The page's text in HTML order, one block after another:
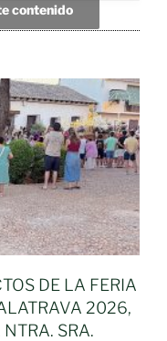
contenido
DE LA FERIA
2026,
SRA.